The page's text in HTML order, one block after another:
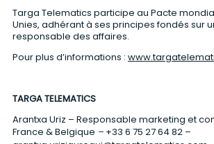
Targa Telematics participe au Pacte
Unies, adhérant à ses principes fondés sur
responsable des affaires.
Pour plus d’informations :
TARGA TELEMATICS
Arantxa Uriz – Responsable marketing et
France & Belgique –+33 6 75 27 64 82 –